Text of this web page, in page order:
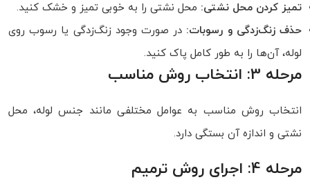
تمیز کردن محل نشتی: محل نشتی را به خوبی تمیز و خشک کنید.
حذف زنگ‌زدگی و رسوبات: در صورت وجود زنگ‌زدگی یا رسوب روی
لوله، آن‌ها را به طور کامل پاک کنید.
مرحله 3: انتخاب روش مناسب
انتخاب روش مناسب به عوامل مختلفی مانند جنس لوله، محل
نشتی و اندازه آن بستگی دارد.
مرحله 4: اجرای روش ترمیم